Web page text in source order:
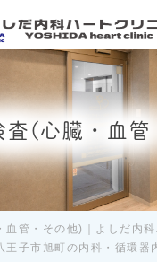
査(心臓・血
血管・その他)｜よしだ内科
王子市旭町の内科・循環器